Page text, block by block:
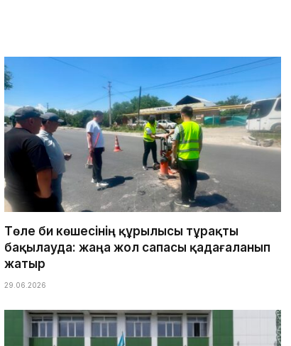
Төле би көшесінің құрылысы тұрақты
бақылауда: жаңа жол сапасы қадағаланып
жатыр
29.06.2026